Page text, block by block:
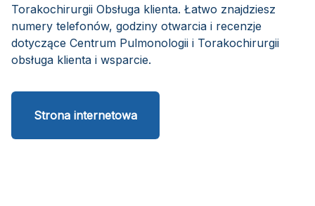
Torakochirurgii Obsługa klienta. Łatwo znajdziesz
numery telefonów, godziny otwarcia i recenzje
dotyczące Centrum Pulmonologii i Torakochirurgii
obsługa klienta i wsparcie.
Strona internetowa